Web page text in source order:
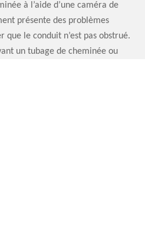
à l’aide d’une caméra de
présente des problèmes
que le conduit n’est pas obstrué.
un tubage de cheminée ou